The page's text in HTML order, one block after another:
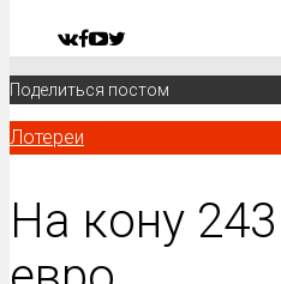
Поделиться постом
Лотереи
На кону